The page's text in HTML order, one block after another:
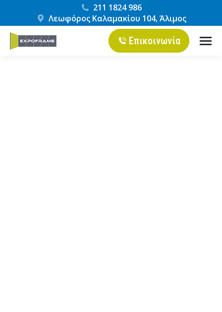
211 1824 986
Λεωφόρος Καλαμακίου 104, Άλιμος
Επικοινωνία